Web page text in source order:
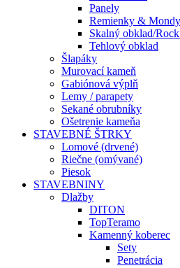
Panely
Remienky & Mondy
Skalný obklad/
Tehlový obklad
Šlapáky
Murovací kameň
Gabiónová výplň
Lemy / parapety
Sekané obrubníky
Ošetrenie kameňa
STAVEBNÉ ŠTRKY
Lomové (drvené)
Riečne (omývané)
Piesok
STAVEBNINY
Dlažby
DITON
TopTeramo
Kamenný koberec
Sety
Penetrácia